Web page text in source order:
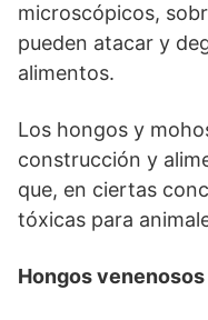
microscópicos,
pueden atacar y
alimentos.
Los hongos y
construcción y
que, en ciertas
tóxicas para
Hongos venenosos